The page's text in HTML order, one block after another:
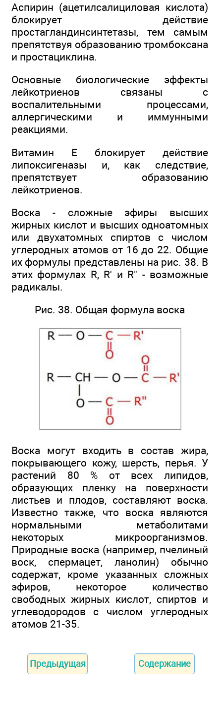
Аспирин (ацетилсалициловая кислота)
блокирует действие
простагландинсинтетазы, тем самым
препятствуя образованию тромбоксана
и простациклина.
Основные биологические эффекты
лейкотриенов связаны с
воспалительными процессами,
аллергическими и иммунными
реакциями.
Витамин Е блокирует действие
липоксигеназы и, как следствие,
препятствует образованию
лейкотриенов.
Воска - сложные эфиры высших
жирных кислот и высших одноатомных
или двухатомных спиртов с числом
углеродных атомов от 16 до 22. Общие
их формулы представлены на рис. 38. В
этих формулах R, R' и R" - возможные
радикалы.
Рис. 38. Общая формула воска
Воска могут входить в состав жира,
покрывающего кожу, шерсть, перья. У
растений 80 % от всех липидов,
образующих пленку на поверхности
листьев и плодов, составляют воска.
Известно также, что воска являются
нормальными метаболитами
некоторых микроорганизмов.
Природные воска (например, пчелиный
воск, спермацет, ланолин) обычно
содержат, кроме указанных сложных
эфиров, некоторое количество
свободных жирных кислот, спиртов и
углеводородов с числом углеродных
атомов 21-35.
Предыдущая Содержание